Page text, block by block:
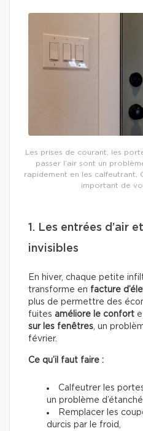
Les prises de courant, les
passer l’air sont un
rapidement en les calfeutrant.
important de
1. Les entrées d’air
invisibles
En hiver, chaque petite
transforme en facture
plus de permettre des
fuites améliore le confort
sur les fenêtres, un
février.
Ce qu’il faut faire :
Calfeutrer les
un problème
Remplacer les
durcis par le froid,